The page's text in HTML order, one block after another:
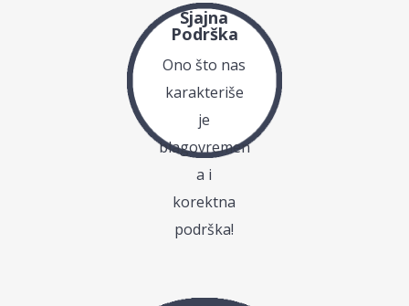
Sjajna
Podrška
Ono što nas
karakteriše
je
blagovremen
a i
korektna
podrška!